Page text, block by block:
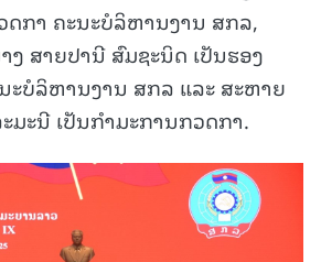
ດກາ ຄະນະບໍລິຫານງານ ສກລ,
ງ ສາຍປານີ ສົມຊະນິດ ເປັນຮອງ
ະບໍລິຫານງານ ສກລ ແລະ ສະຫາຍ
ມະນີ ເປັນກຳມະການກວດກາ.